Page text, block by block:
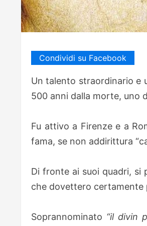
Condividi su Facebook
Un talento straordinario e
500 anni dalla morte, uno
Fu attivo a Firenze e a
fama, se non addirittura
Di fronte ai suoi quadri, si
che dovettero certamente
Soprannominato “il divin